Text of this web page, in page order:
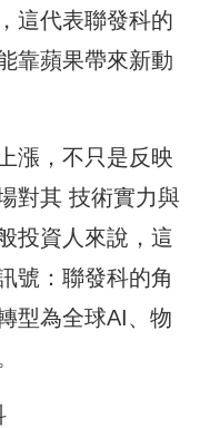
這代表聯發科的
靠蘋果帶來新動
漲，不只是反映
對其 技術實力與
投資人來說，這
號：聯發科的角
型為全球AI、物